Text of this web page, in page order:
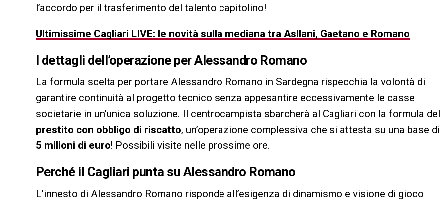
l’accordo per il trasferimento del talento capitolino!
Ultimissime Cagliari LIVE: le novità sulla mediana tra Asllani, Gaetano e Romano
I dettagli dell’operazione per Alessandro Romano
La formula scelta per portare Alessandro Romano in Sardegna rispecchia la volontà di
garantire continuità al progetto tecnico senza appesantire eccessivamente le casse
societarie in un’unica soluzione. Il centrocampista sbarcherà al Cagliari con la formula del
prestito con obbligo di riscatto, un’operazione complessiva che si attesta su una base di
5 milioni di euro! Possibili visite nelle prossime ore.
Perché il Cagliari punta su Alessandro Romano
L’innesto di Alessandro Romano risponde all’esigenza di dinamismo e visione di gioco